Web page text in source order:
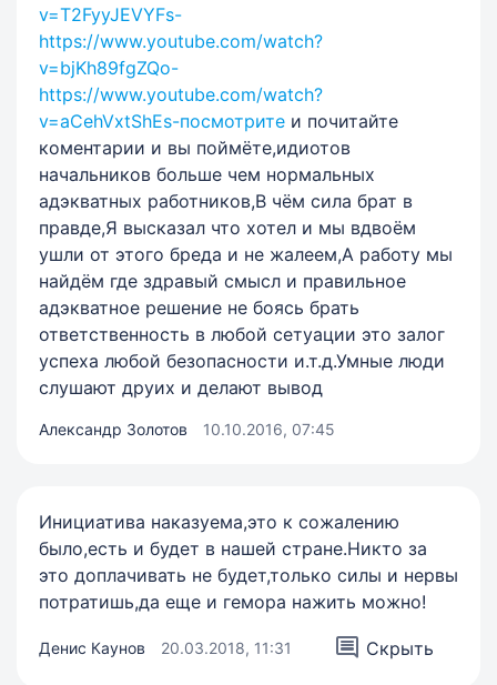
v=T2FyyJEVYFs-
https://www.youtube.com/watch?
v=bjKh89fgZQo-
https://www.youtube.com/watch?
v=aCehVxtShEs-посмотрите и почитайте
коментарии и вы поймёте,идиотов
начальников больше чем нормальных
адэкватных работников,В чём сила брат в
правде,Я высказал что хотел и мы вдвоём
ушли от этого бреда и не жалеем,А работу мы
найдём где здравый смысл и правильное
адэкватное решение не боясь брать
ответственность в любой сетуации это залог
успеха любой безопасности и.т.д.Умные люди
слушают друих и делают вывод
Александр Золотов 10.10.2016, 07:45
Инициатива наказуема,это к сожалению
было,есть и будет в нашей стране.Никто за
это доплачивать не будет,только силы и нервы
потратишь,да еще и гемора нажить можно!
Денис Каунов 20.03.2018, 11:31 Скрыть